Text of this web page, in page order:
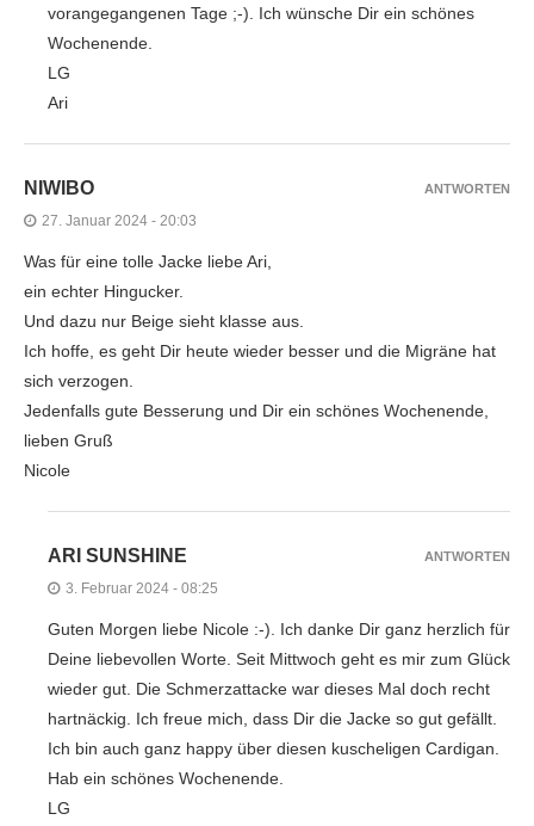
vorangegangenen Tage ;-). Ich wünsche Dir ein schönes
Wochenende.
LG
Ari
NIWIBO
27. Januar 2024 - 20:03
Was für eine tolle Jacke liebe Ari,
ein echter Hingucker.
Und dazu nur Beige sieht klasse aus.
Ich hoffe, es geht Dir heute wieder besser und die Migräne hat
sich verzogen.
Jedenfalls gute Besserung und Dir ein schönes Wochenende,
lieben Gruß
Nicole
ANTWORTEN
ARI SUNSHINE
3. Februar 2024 - 08:25
Guten Morgen liebe Nicole :-). Ich danke Dir ganz herzlich für
Deine liebevollen Worte. Seit Mittwoch geht es mir zum Glück
wieder gut. Die Schmerzattacke war dieses Mal doch recht
hartnäckig. Ich freue mich, dass Dir die Jacke so gut gefällt.
Ich bin auch ganz happy über diesen kuscheligen Cardigan.
Hab ein schönes Wochenende.
LG
ANTWORTEN